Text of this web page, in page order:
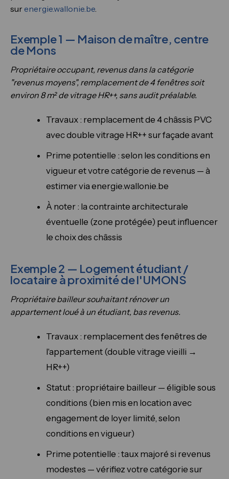
sur energie.wallonie.be.
Exemple 1 — Maison de maître, centre
de Mons
Propriétaire occupant, revenus dans la catégorie
"revenus moyens", remplacement de 4 fenêtres soit
environ 8 m² de vitrage HR++, sans audit préalable.
Travaux : remplacement de 4 châssis PVC
avec double vitrage HR++ sur façade avant
Prime potentielle : selon les conditions en
vigueur et votre catégorie de revenus — à
estimer via energie.wallonie.be
À noter : la contrainte architecturale
éventuelle (zone protégée) peut influencer
le choix des châssis
Exemple 2 — Logement étudiant /
locataire à proximité de l'UMONS
Propriétaire bailleur souhaitant rénover un
appartement loué à un étudiant, bas revenus.
Travaux : remplacement des fenêtres de
l'appartement (double vitrage vieilli →
HR++)
Statut : propriétaire bailleur — éligible sous
conditions (bien mis en location avec
engagement de loyer limité, selon
conditions en vigueur)
Prime potentielle : taux majoré si revenus
modestes — vérifiez votre catégorie sur